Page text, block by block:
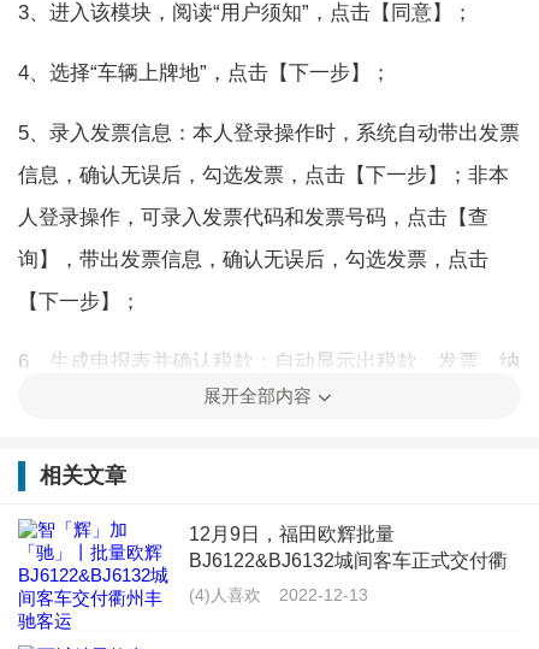
3、进入该模块，阅读“用户须知”，点击【同意】；
4、选择“车辆上牌地”，点击【下一步】；
5、录入发票信息：本人登录操作时，系统自动带出发票
信息，确认无误后，勾选发票，点击【下一步】；非本
人登录操作，可录入发票代码和发票号码，点击【查
询】，带出发票信息，确认无误后，勾选发票，点击
【下一步】；
6、生成申报表并确认税款：自动显示出税款、发票、纳
税人、车辆信息，确认无误后，点击【保存申报表】；
7、税款缴纳：点击【下载打印申报表】，可生成“车辆
8、点击【生成付款码】，进入付款界面，点击【生成付
款码】，进入付款界面；
展开全部内容
相关文章
12月9日，福田欧辉批量
BJ6122&BJ6132城间客车正式交付衢
州市丰驰客运有限公司（以下简称“衢
(4)人喜欢 2022-12-13